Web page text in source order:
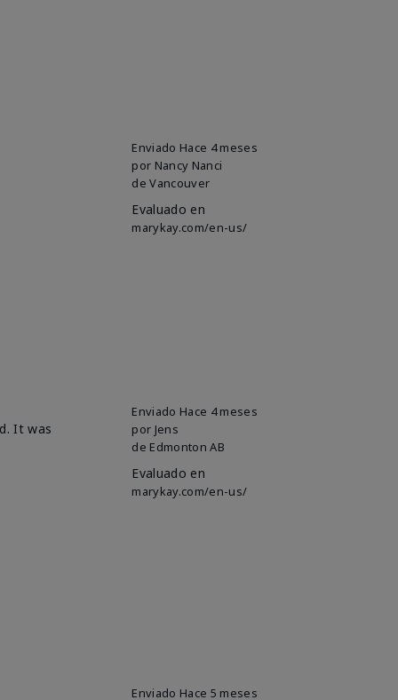
Enviado Hace 4 meses
por Nancy Nanci
de Vancouver
Evaluado en
marykay.com/en-us/
Enviado Hace 4 meses
por Jens
de Edmonton AB
Evaluado en
marykay.com/en-us/
It was
Enviado Hace 5 meses